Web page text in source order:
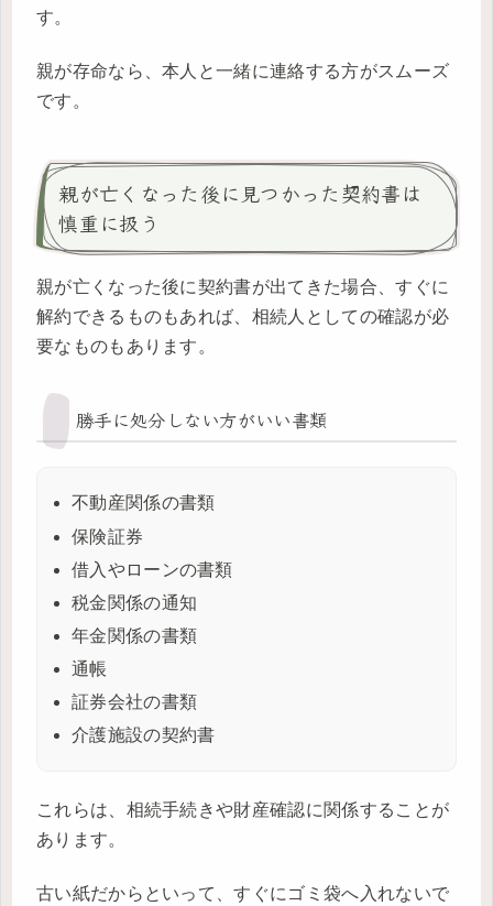
す。
親が存命なら、本人と一緒に連絡する方がスムーズ
です。
親が亡くなった後に見つかった契約書は
慎重に扱う
親が亡くなった後に契約書が出てきた場合、すぐに
解約できるものもあれば、相続人としての確認が必
要なものもあります。
勝手に処分しない方がいい書類
不動産関係の書類
保険証券
借入やローンの書類
税金関係の通知
年金関係の書類
通帳
証券会社の書類
介護施設の契約書
これらは、相続手続きや財産確認に関係することが
あります。
古い紙だからといって、すぐにゴミ袋へ入れないで